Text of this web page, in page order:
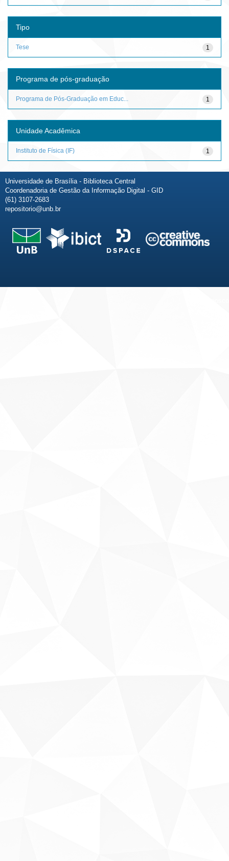
Tipo
1
Tese
Programa de pós-graduação
1
Programa de Pós-Graduação em Educ...
Unidade Acadêmica
1
Instituto de Física (IF)
Universidade de Brasília - Biblioteca Central
Coordenadoria de Gestão da Informação Digital - GID
(61) 3107-2683
repositorio@unb.br